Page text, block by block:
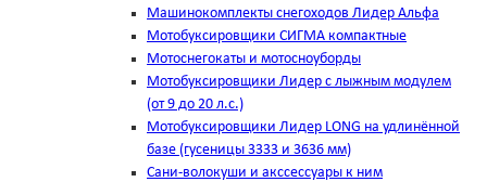
Машинокомплекты снегоходов Лидер Альфа
Мотобуксировщики СИГМА компактные
Мотоснегокаты и мотосноуборды
Мотобуксировщики Лидер с лыжным модулем
(от 9 до 20 л.с.)
Мотобуксировщики Лидер LONG на удлинённой
базе (гусеницы 3333 и 3636 мм)
Сани-волокуши и акссессуары к ним